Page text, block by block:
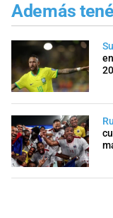
Además